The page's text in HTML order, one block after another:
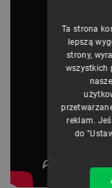
Ta strona
lepszą
strony,
wszystkich
reklam.
do